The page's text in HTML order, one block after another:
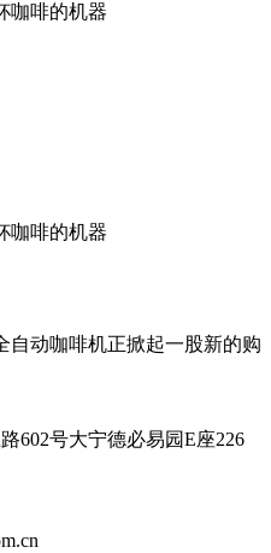
咖啡的机器
咖啡的机器
自动咖啡机正掀起一股新的购
602号大宁德必易园E座226